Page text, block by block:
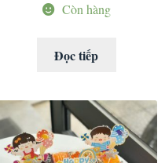
Còn hàng
Đọc tiếp